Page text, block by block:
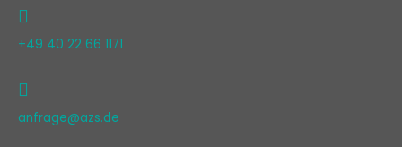
+49 40 22 66 1171
anfrage@azs.de